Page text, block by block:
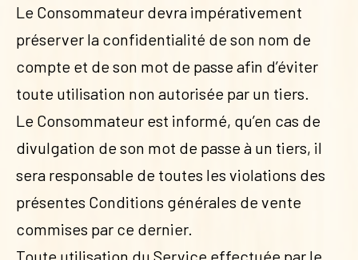
Le Consommateur devra impérativement
préserver la confidentialité de son nom de
compte et de son mot de passe afin d’éviter
toute utilisation non autorisée par un tiers.
Le Consommateur est informé, qu’en cas de
divulgation de son mot de passe à un tiers, il
sera responsable de toutes les violations des
présentes Conditions générales de vente
commises par ce dernier.